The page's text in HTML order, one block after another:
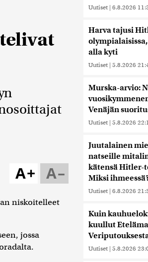
A–
A+
niskoitelleet
jossa
Uutiset | 6.8.2026
Harva tajusi
alla kyti
Uutiset | 5.8.2026
Murska-arvio:
Venäjän
Uutiset | 5.8.2026
Juutalainen
natseille
kätensä Hitler-
Miksi
Uutiset | 6.8.2026
Kuin
kuullut
Uutiset | 5.8.2026